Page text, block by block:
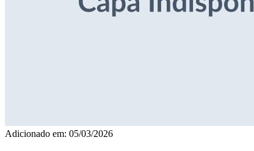
Adicionado em: 05/03/2026